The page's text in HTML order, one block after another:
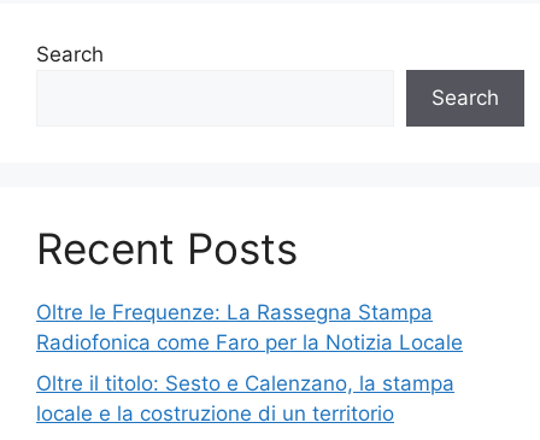
Search
Search
Recent Posts
Oltre le Frequenze: La Rassegna Stampa
Radiofonica come Faro per la Notizia Locale
Oltre il titolo: Sesto e Calenzano, la stampa
locale e la costruzione di un territorio